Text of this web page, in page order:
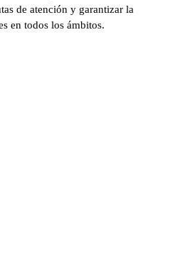
de atención y garantizar la
en todos los ámbitos.